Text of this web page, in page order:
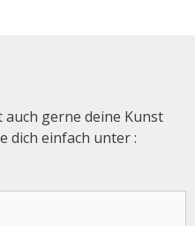
gerne deine Kunst
dich einfach unter :